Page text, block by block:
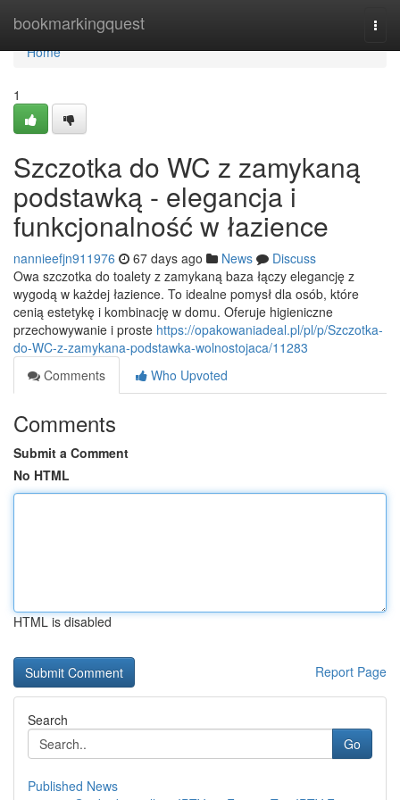
bookmarkingquest
Home
Home
1
Szczotka do WC z zamykaną
podstawką - elegancja i
funkcjonalność w łazience
nannieefjn911976 67 days ago News
Discuss
Owa szczotka do toalety z zamykaną baza łączy elegancję z
wygodą w każdej łazience. To idealne pomysł dla osób, które
cenią estetykę i kombinację w domu. Oferuje higieniczne
przechowywanie i proste https://opakowaniadeal.pl/pl/p/Szczotka-
do-WC-z-zamykana-podstawka-wolnostojaca/11283
Comments
Who Upvoted
Comments
Submit a Comment
No HTML
HTML is disabled
Report Page
Search
Go
Published News